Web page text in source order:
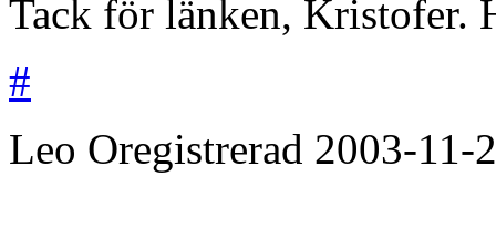
Tack för länken, Kristofer.
#
Leo Oregistrerad 2003-11-